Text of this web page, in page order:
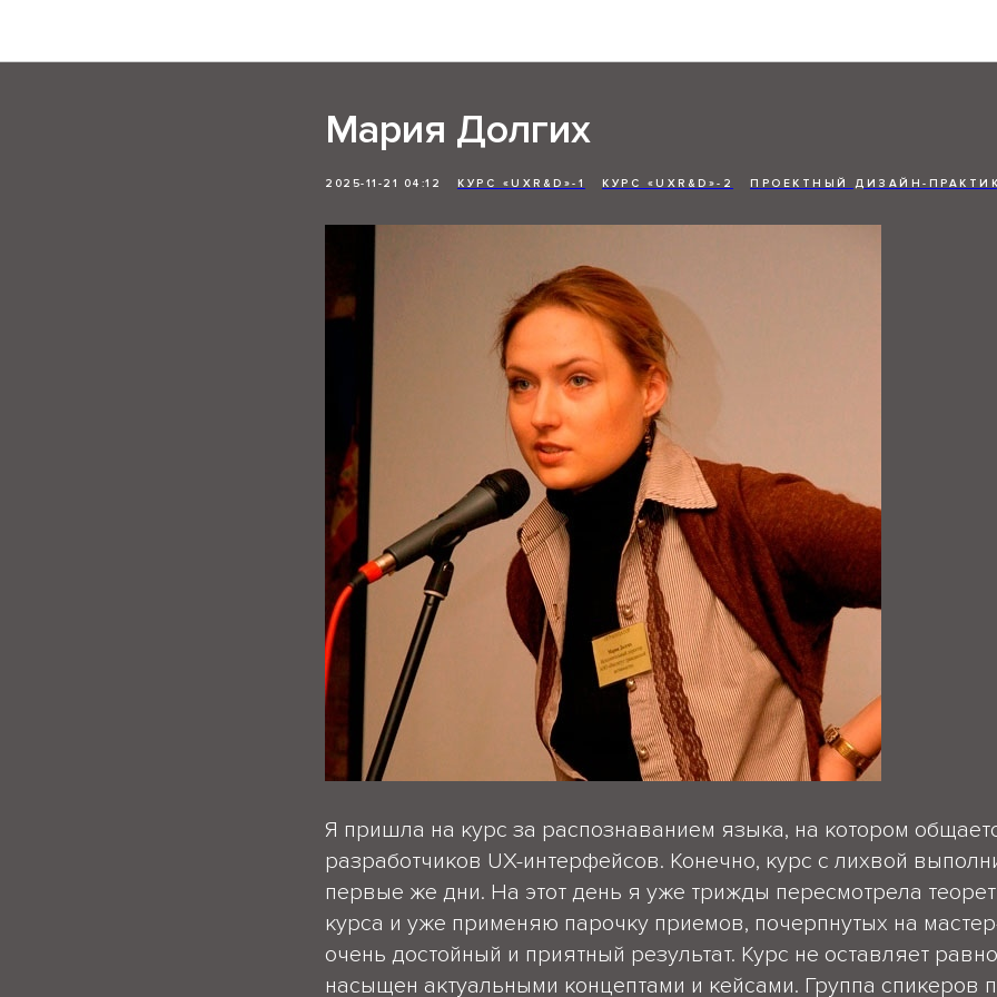
Мария Долгих
2025-11-21 04:12 КУРС «UXR&D»-1 КУРС «UXR&D»-2 ПРОЕКТНЫЙ ДИЗАЙН-
Я пришла на курс за распознаванием языка, на котором
разработчиков UX-интерфейсов. Конечно, курс с лихвой
первые же дни. На этот день я уже трижды пересмотрела
курса и уже применяю парочку приемов, почерпнутых на
очень достойный и приятный результат. Курс не оставляет
насыщен актуальными концептами и кейсами. Группа спикеров